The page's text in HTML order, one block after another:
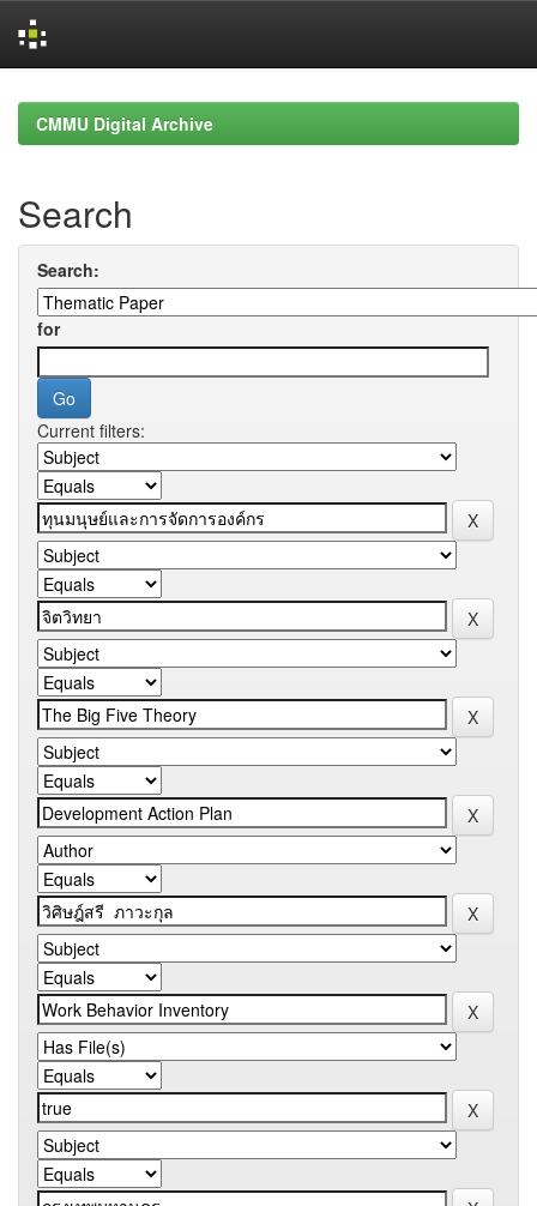
navigationCMMU Digital Archive
Search
Search:
for
Current filters: